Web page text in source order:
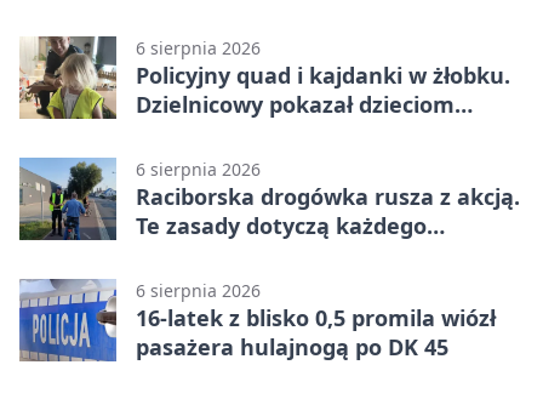
6 sierpnia 2026
Policyjny quad i kajdanki w żłobku.
Dzielnicowy pokazał dzieciom
6 sierpnia 2026
Raciborska drogówka rusza z akcją.
Te zasady dotyczą każdego
6 sierpnia 2026
16-latek z blisko 0,5 promila wiózł
pasażera hulajnogą po DK 45